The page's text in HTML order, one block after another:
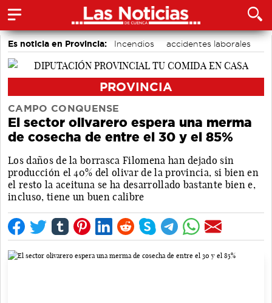
Es noticia en Provincia: Incendios
accidentes laborales
Medio Ambiente
PROVINCIA
CAMPO CONQUENSE
El sector olivarero espera una merma
de cosecha de entre el 30 y el 85%
Los daños de la borrasca Filomena han dejado sin
producción el 40% del olivar de la provincia, si bien en
el resto la aceituna se ha desarrollado bastante bien e,
incluso, tiene un buen calibre